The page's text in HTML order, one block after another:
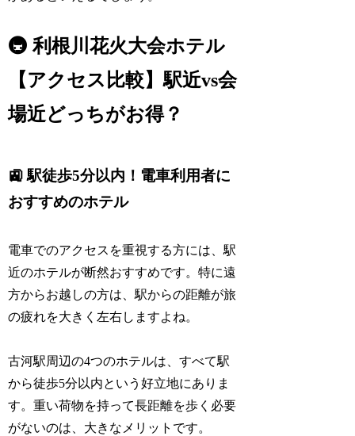
🚇 利根川花火大会ホテル
【アクセス比較】駅近vs会
場近どっちがお得？
🚉 駅徒歩5分以内！電車利用者に
おすすめのホテル
電車でのアクセスを重視する方には、駅
近のホテルが断然おすすめです。特に遠
方からお越しの方は、駅からの距離が旅
の疲れを大きく左右しますよね。
古河駅周辺の4つのホテルは、すべて駅
から徒歩5分以内という好立地にありま
す。重い荷物を持って長距離を歩く必要
がないのは、大きなメリットです。